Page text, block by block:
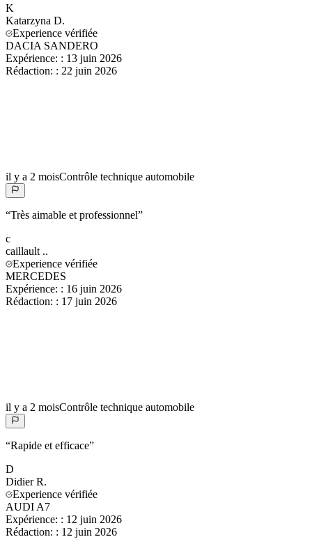
K
Katarzyna D.
Experience vérifiée
DACIA SANDERO
Expérience: : 13 juin 2026
Rédaction: : 22 juin 2026
il y a 2 moisContrôle technique automobile
“Très aimable et professionnel”
c
caillault ..
Experience vérifiée
MERCEDES
Expérience: : 16 juin 2026
Rédaction: : 17 juin 2026
il y a 2 moisContrôle technique automobile
“Rapide et efficace”
D
Didier R.
Experience vérifiée
AUDI A7
Expérience: : 12 juin 2026
Rédaction: : 12 juin 2026